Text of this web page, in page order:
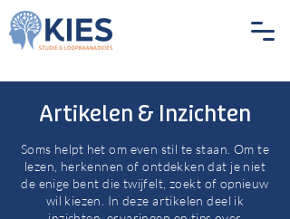
Artikelen & Inzichten
Soms helpt het om even stil te staan. Om te
lezen, herkennen of ontdekken dat je niet
de enige bent die twijfelt, zoekt of opnieuw
wil kiezen. In deze artikelen deel ik